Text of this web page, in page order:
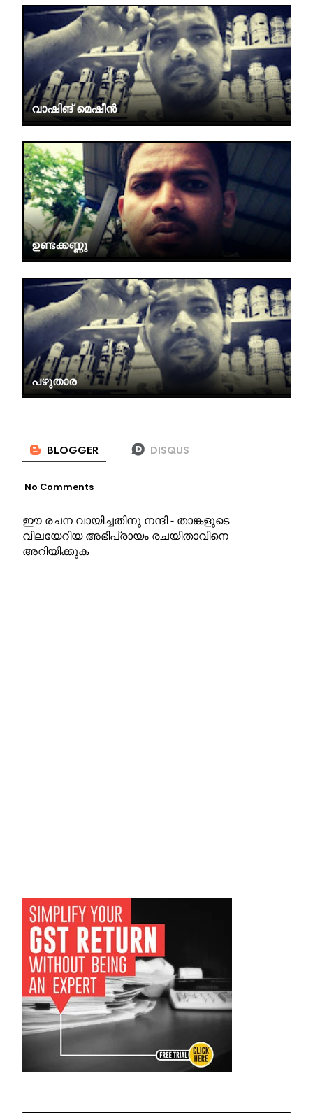
വാഷിങ് മെഷീൻ
ഉണ്ടക്കണ്ണു
പഴുതാര
No Comments
ഈ രചന വായിച്ചതിനു നന്ദി - താങ്കളുടെ
വിലയേറിയ അഭിപ്രായം രചയിതാവിനെ
അറിയിക്കുക